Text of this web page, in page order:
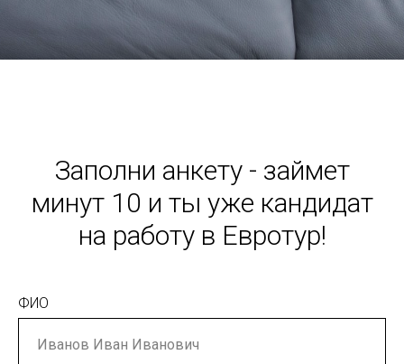
Заполни анкету - займет
минут 10 и ты уже кандидат
на работу в Евротур!
ФИО